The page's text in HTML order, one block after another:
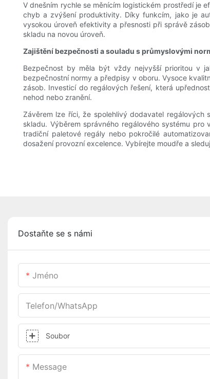
V dnešním rychle se měnícím logistickém prostředí je
chyb a zvýšení produktivity. Díky funkcím, jako je
vysokou úroveň efektivity a přesnosti při správě
skladu na novou úroveň.
Zajištění bezpečnosti a souladu s průmyslovými
Bezpečnost by měla být vždy nejvyšší prioritou v
bezpečnostní normy a předpisy v oboru. Vysoce
zásob. Investicí do regálových řešení, která
nehod nebo zranění.
Závěrem lze říci, že spolehlivý dodavatel regálových
skladu. Výběrem správného regálového systému
tradiční paletové regály nebo pokročilé
dosažení provozní excelence. Vybírejte moudře a
Dostaňte se s námi
Jméno
Telefon/WhatsApp
Soubor
Message